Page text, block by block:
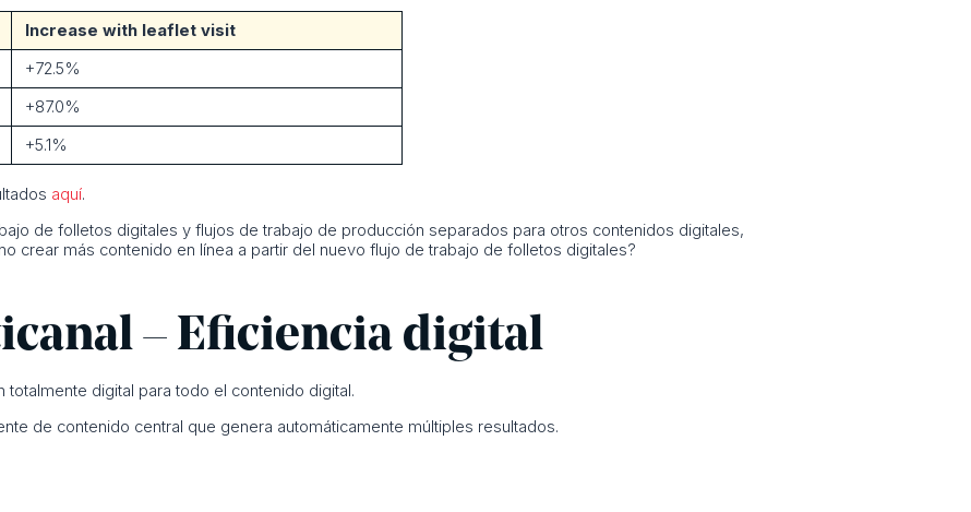
Increase with leaflet visit
+72.5%
+87.0%
+5.1%
aquí.
de folletos digitales y flujos de trabajo de producción separados para otros contenidos digitales,
crear más contenido en línea a partir del nuevo flujo de trabajo de folletos digitales?
– Eficiencia digital
digital para todo el contenido digital.
de contenido central que genera automáticamente múltiples resultados.